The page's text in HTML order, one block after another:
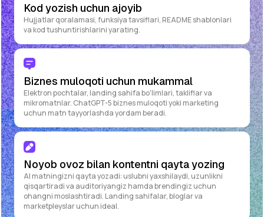
Kod yozish uchun ajoyib
Hujjatlar qoralamasi, funksiya tavsiflari, README shablonlari
va kod tushuntirishlarini yarating.
Biznes muloqoti uchun mukammal
Elektron pochtalar, landing sahifa bo'limlari, takliflar va
mikromatnlar. ChatGPT-5 biznes muloqoti yoki marketing
uchun matn tayyorlashda yordam beradi.
Noyob ovoz bilan kontentni qayta yozing
AI matningizni qayta yozadi: uslubni yaxshilaydi, uzunlikni
qisqartiradi va auditoriyangiz hamda brendingiz uchun
ohangni moslashtiradi. Landing sahifalar, bloglar va
marketpleyslar uchun ideal.